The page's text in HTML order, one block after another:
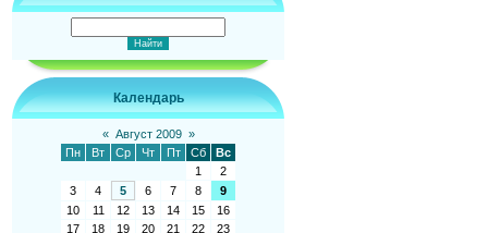
Календарь
« Август 2009 »
Пн
Вт Ср Чт Пт Сб
Вс
1
2
3
4 5 6 7 8
9
10
11 12 13 14 15
16
17
18 19 20 21 22 23